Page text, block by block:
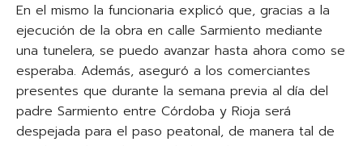
En el mismo la funcionaria explicó que, gracias a la
ejecución de la obra en calle Sarmiento mediante
una tunelera, se puedo avanzar hasta ahora como se
esperaba. Además, aseguró a los comerciantes
presentes que durante la semana previa al día del
padre Sarmiento entre Córdoba y Rioja será
despejada para el paso peatonal, de manera tal de